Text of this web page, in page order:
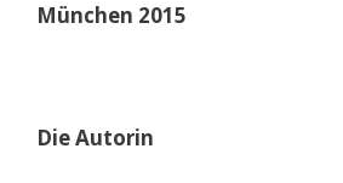
München 2015
Die Autorin